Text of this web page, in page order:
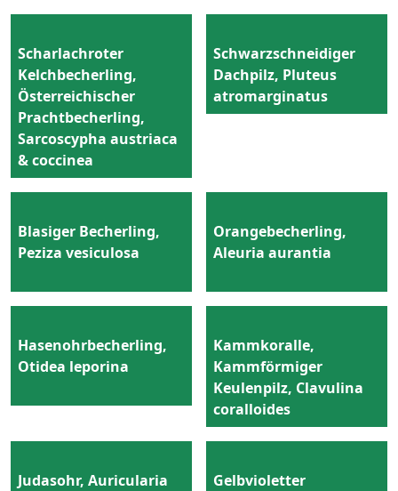
Scharlachroter
Kelchbecherling,
Österreichischer
Prachtbecherling,
Sarcoscypha austriaca
& coccinea
Schwarzschneidiger
Dachpilz, Pluteus
atromarginatus
Blasiger Becherling,
Peziza vesiculosa
Orangebecherling,
Aleuria aurantia
Hasenohrbecherling,
Otidea leporina
Kammkoralle,
Kammförmiger
Keulenpilz, Clavulina
coralloides
Judasohr, Auricularia
Gelbvioletter